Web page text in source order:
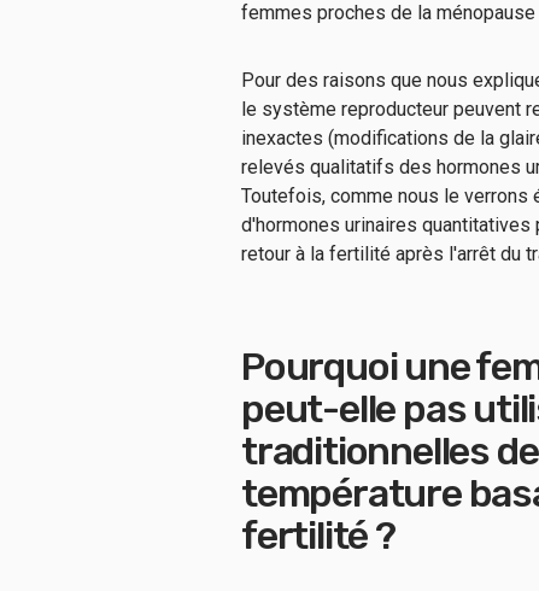
femmes proches de la
Pour des raisons que nous
le système reproducteur peuvent
inexactes (modifications de la
relevés qualitatifs des hormones
Toutefois, comme nous le verrons
d'hormones urinaires
retour à la fertilité après l'arrêt du
Pourquoi une
peut-elle pas
traditionnelles
température
fertilité ?